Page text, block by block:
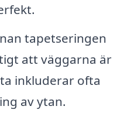
tapetseringen
att väggarna är
inkluderar ofta
av ytan.